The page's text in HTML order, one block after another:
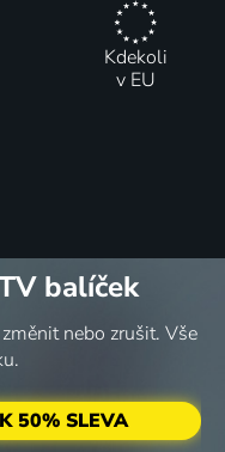
Kdekoli
v EU
balíček
nebo zrušit. Vše
50% SLEVA